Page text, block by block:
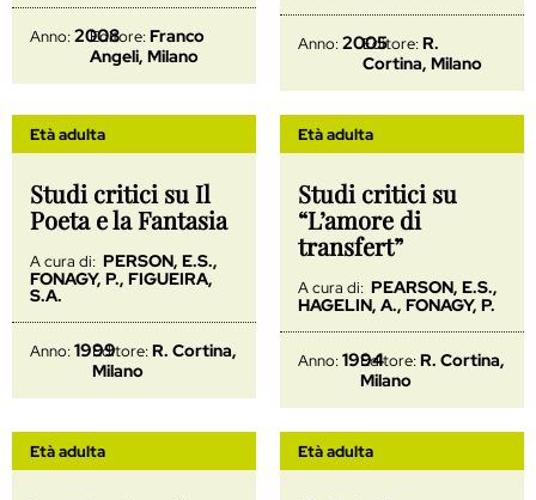
Anno:2008
Editore:Franco
Angeli, Milano
Anno:2005
Editore:R.
Cortina, Milano
Età adulta
Studi critici su Il
Poeta e la Fantasia
A cura di: PERSON, E.S.,
FONAGY, P., FIGUEIRA,
S.A.
Anno:1999
Editore: R. Cortina,
Milano
Età adulta
Studi critici su
“L’amore di
transfert”
A cura di: PEARSON, E.S.,
HAGELIN, A., FONAGY, P.
Anno:1994
Editore: R. Cortina,
Milano
Età adulta Età adulta